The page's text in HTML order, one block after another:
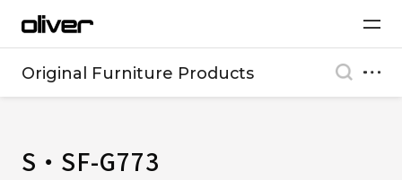
Original Furniture Products
S・SF-G773